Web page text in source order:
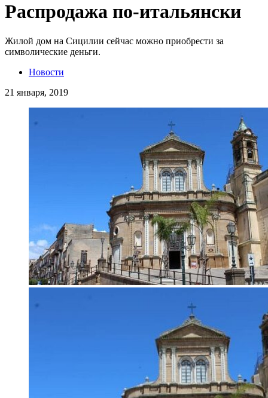
Распродажа по-итальянски
Жилой дом на Сицилии сейчас можно приобрести за
символические деньги.
Новости
21 января, 2019